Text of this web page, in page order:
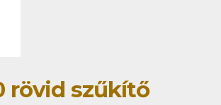
rövid szűkítő